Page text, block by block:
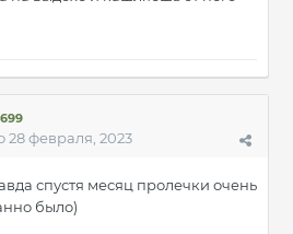
699
28 февраля, 2023
спустя месяц пролечки очень
было)